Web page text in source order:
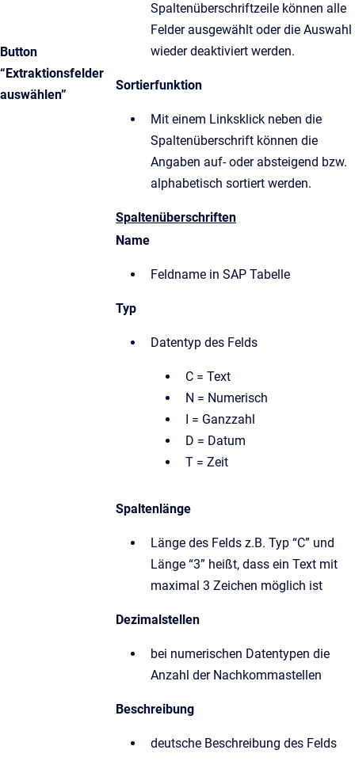
Button
“Extraktionsfelder
auswählen”
Spaltenüberschriftzeile können alle
Felder ausgewählt oder die Auswahl
wieder deaktiviert werden.
Sortierfunktion
Mit einem Linksklick neben die
Spaltenüberschrift können die
Angaben auf- oder absteigend bzw.
alphabetisch sortiert werden.
Spaltenüberschriften
Name
Feldname in SAP Tabelle
Typ
Datentyp des Felds
C = Text
N = Numerisch
I = Ganzzahl
D = Datum
T = Zeit
Spaltenlänge
Länge des Felds z.B. Typ “C” und
Länge “3” heißt, dass ein Text mit
maximal 3 Zeichen möglich ist
Dezimalstellen
bei numerischen Datentypen die
Anzahl der Nachkommastellen
Beschreibung
deutsche Beschreibung des Felds